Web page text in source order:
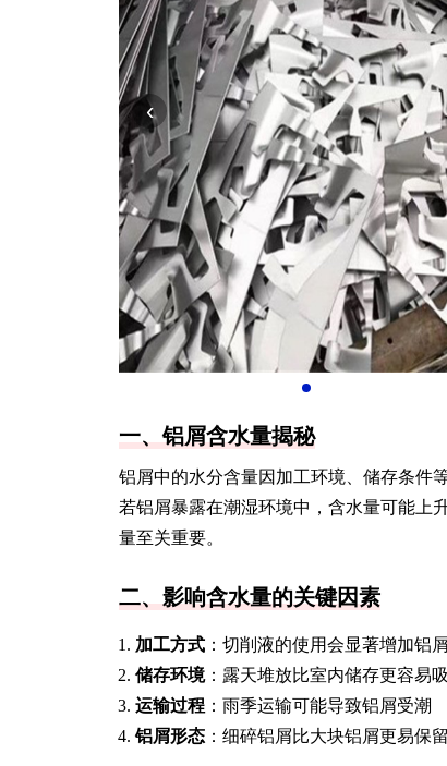
‹
一、铝屑含水量揭秘
铝屑中的水分含量因加工环境、储存条件
若铝屑暴露在潮湿环境中，含水量可能上
量至关重要。
二、影响含水量的关键因素
加工方式 ：切削液的使用会显著增加铝
储存环境：露天堆放比室内储存更容易
运输过程 ：雨季运输可能导致铝屑受潮
铝屑形态 ：细碎铝屑比大块铝屑更易保